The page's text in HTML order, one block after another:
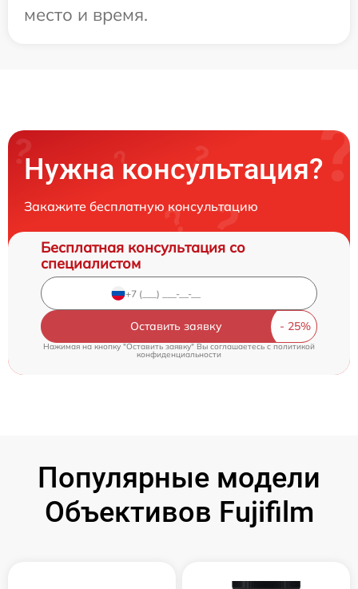
место и время.
Нужна консультация?
Закажите бесплатную консультацию
Бесплатная консультация со
специалистом
Оставить заявку
Нажимая на кнопку "Оставить заявку" Вы соглашаетесь c политикой
конфиденциальности
Популярные модели
Объективов Fujifilm